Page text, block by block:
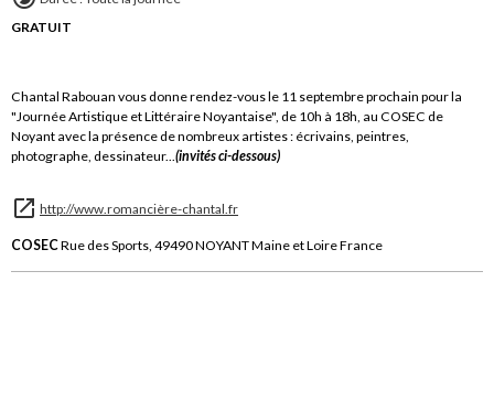
GRATUIT
Chantal Rabouan vous donne rendez-vous le 11 septembre prochain pour la
"Journée Artistique et Littéraire Noyantaise", de 10h à 18h, au COSEC de
Noyant avec la présence de nombreux artistes : écrivains, peintres,
photographe, dessinateur... (invités ci-dessous)
http://www.romancière-chantal.fr
COSECRue des Sports, 49490 NOYANT Maine et Loire France